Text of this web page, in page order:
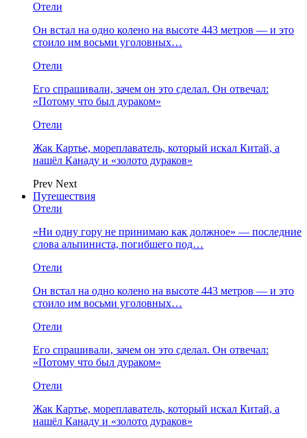
Отели
Он встал на одно колено на высоте 443 метров — и это
стоило им восьми уголовных…
Отели
Его спрашивали, зачем он это сделал. Он отвечал:
«Потому что был дураком»
Отели
Жак Картье, мореплаватель, который искал Китай, а
нашёл Канаду и «золото дураков»
Prev Next
Путешествия
Отели
«Ни одну гору не принимаю как должное» — последние
слова альпиниста, погибшего под…
Отели
Он встал на одно колено на высоте 443 метров — и это
стоило им восьми уголовных…
Отели
Его спрашивали, зачем он это сделал. Он отвечал:
«Потому что был дураком»
Отели
Жак Картье, мореплаватель, который искал Китай, а
нашёл Канаду и «золото дураков»